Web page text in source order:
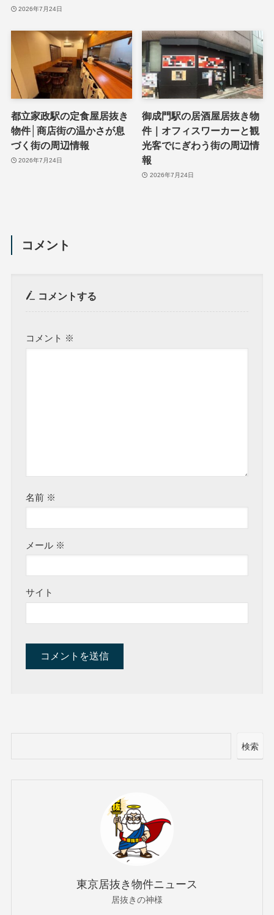
2026年7月24日
都立家政駅の定食屋居抜き
物件│商店街の温かさが息
づく街の周辺情報
2026年7月24日
御成門駅の居酒屋居抜き物
件｜オフィスワーカーと観
光客でにぎわう街の周辺情
報
2026年7月24日
コメント
コメントする
コメント ※
名前 ※
メール ※
サイト
検索
東京居抜き物件ニュース
居抜きの神様